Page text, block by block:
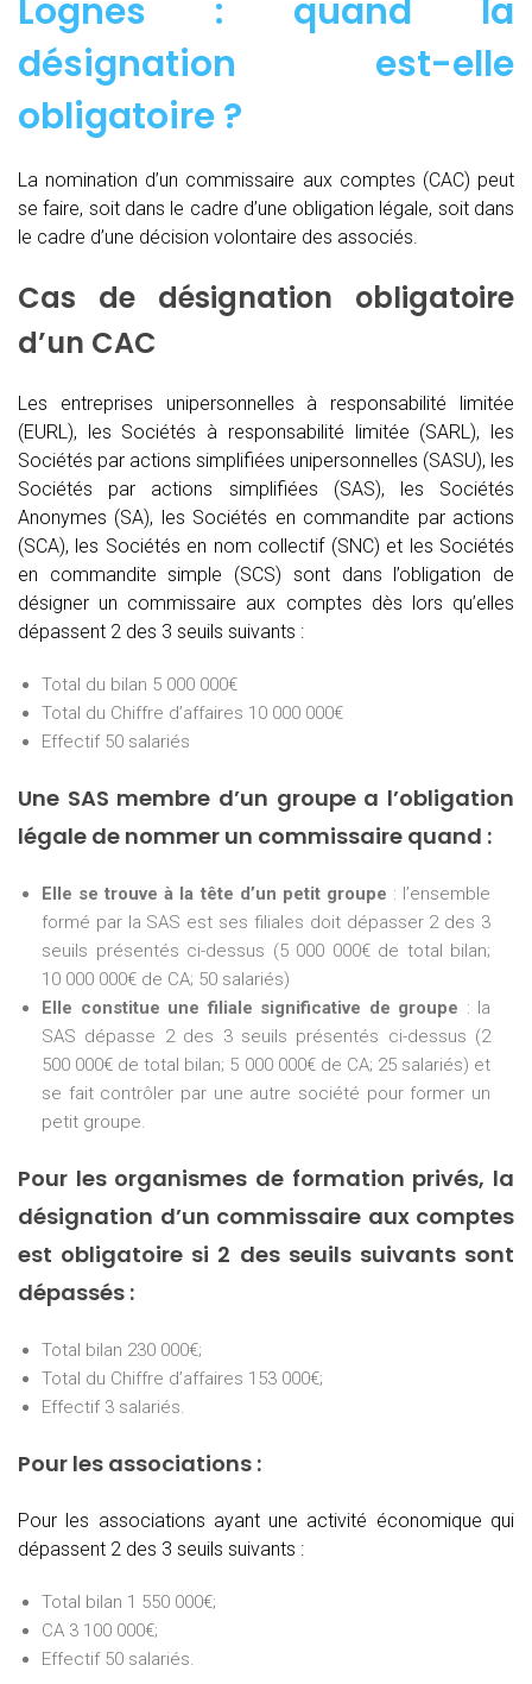
Lognes : quand la
désignation est-elle
obligatoire ?
La nomination d’un commissaire aux comptes (CAC) peut
se faire, soit dans le cadre d’une obligation légale, soit dans
le cadre d’une décision volontaire des associés.
Cas de désignation obligatoire
d’un CAC
Les entreprises unipersonnelles à responsabilité limitée
(EURL), les Sociétés à responsabilité limitée (SARL), les
Sociétés par actions simplifiées unipersonnelles (SASU), les
Sociétés par actions simplifiées (SAS), les Sociétés
Anonymes (SA), les Sociétés en commandite par actions
(SCA), les Sociétés en nom collectif (SNC) et les Sociétés
en commandite simple (SCS) sont dans l’obligation de
désigner un commissaire aux comptes dès lors qu’elles
dépassent 2 des 3 seuils suivants :
Total du bilan 5 000 000€
Total du Chiffre d’affaires 10 000 000€
Effectif 50 salariés
Une SAS membre d’un groupe a l’obligation
légale de nommer un commissaire quand :
Elle se trouve à la tête d’un petit groupe : l’ensemble
formé par la SAS est ses filiales doit dépasser 2 des 3
seuils présentés ci-dessus (5 000 000€ de total bilan;
10 000 000€ de CA; 50 salariés)
Elle constitue une filiale significative de groupe : la
SAS dépasse 2 des 3 seuils présentés ci-dessus (2
500 000€ de total bilan; 5 000 000€ de CA; 25 salariés) et
se fait contrôler par une autre société pour former un
petit groupe.
Pour les organismes de formation privés, la
désignation d’un commissaire aux comptes
est obligatoire si 2 des seuils suivants sont
dépassés :
Total bilan 230 000€;
Total du Chiffre d’affaires 153 000€;
Effectif 3 salariés.
Pour les associations :
Pour les associations ayant une activité économique qui
dépassent 2 des 3 seuils suivants :
Total bilan 1 550 000€;
CA 3 100 000€;
Effectif 50 salariés.